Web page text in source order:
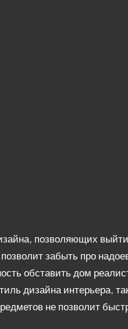
позволяющих
забыть про
обставить дом
дизайна интерьера,
не позволит